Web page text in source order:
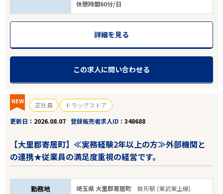
休憩時間60分/日
詳細を見る
この求人に問い合わせる
NEW 正社員
ドラッグストア
更新日
2026.08.07 登録販売者求人ID 348688
【大里郡寄居町】≪実務経験2年以上の方≫外部機関と
の連携★従業員の満足度重視の経営です。
勤務地 埼玉県 大里郡寄居町鉢形駅 (東武東上線)